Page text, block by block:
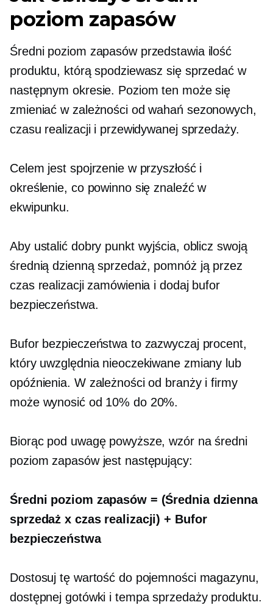
poziom zapasów
Średni poziom zapasów przedstawia ilość
produktu, którą spodziewasz się sprzedać w
następnym okresie. Poziom ten może się
zmieniać w zależności od wahań sezonowych,
czasu realizacji i przewidywanej sprzedaży.
Celem jest spojrzenie w przyszłość i
określenie, co powinno się znaleźć w
ekwipunku.
Aby ustalić dobry punkt wyjścia, oblicz swoją
średnią dzienną sprzedaż, pomnóż ją przez
czas realizacji zamówienia i dodaj bufor
bezpieczeństwa.
Bufor bezpieczeństwa to zazwyczaj procent,
który uwzględnia nieoczekiwane zmiany lub
opóźnienia. W zależności od branży i firmy
może wynosić od 10% do 20%.
Biorąc pod uwagę powyższe, wzór na średni
poziom zapasów jest następujący:
Średni poziom zapasów = (Średnia dzienna
sprzedaż x czas realizacji) + Bufor
bezpieczeństwa
Dostosuj tę wartość do pojemności magazynu,
dostępnej gotówki i tempa sprzedaży produktu.